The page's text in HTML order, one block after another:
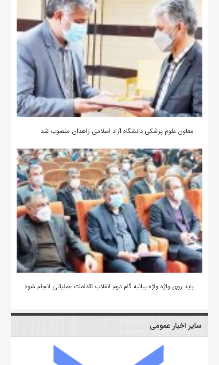
معاون علوم‌ پزشکی دانشگاه آزاد اسلامی زاهدان منصوب شد
باید روی واژه واژه بیانیه گام دوم انقلاب اقدامات عملیاتی انجام شود
سایر اخبار عمومی